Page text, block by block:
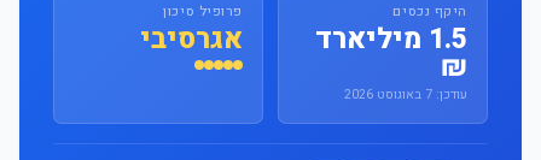
היקף נכסים
1.5 מיליארד
₪
עודכן: 7 באוגוסט 2026
פרופיל סיכון
אגרסיבי